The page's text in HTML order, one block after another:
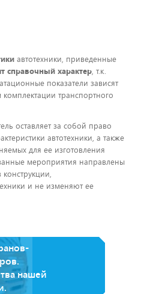
автотехники, приведенные
справочный характер, т.к.
показатели зависят
транспортного
оставляет за собой право
автотехники, а также
для ее изготовления
мероприятия направлены
и не изменяют ее
нашей